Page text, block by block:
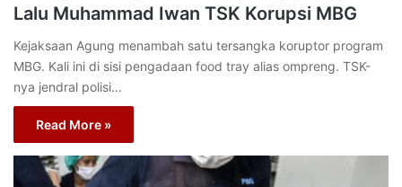
Lalu Muhammad Iwan TSK Korupsi MBG
Kejaksaan Agung menambah satu tersangka koruptor program
MBG. Kali ini di sisi pengadaan food tray alias ompreng. TSK-
nya jendral polisi…
Read More »